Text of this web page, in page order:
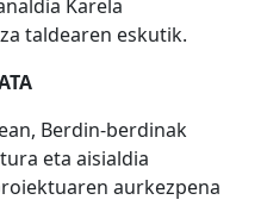
Karela
taldearen eskutik.
Berdin-berdinak
eta aisialdia
aurkezpena